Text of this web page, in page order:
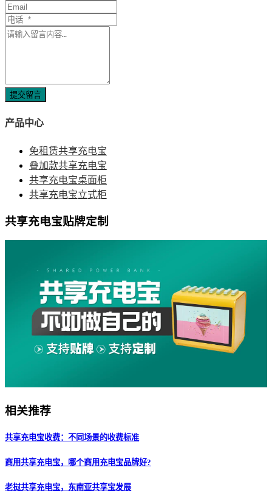
提交留言
产品中心
免租赁共享充电宝
叠加款共享充电宝
共享充电宝桌面柜
共享充电宝立式柜
共享充电宝贴牌定制
相关推荐
共享充电宝收费：不同场景的收费标准
商用共享充电宝，哪个商用充电宝品牌好?
老挝共享充电宝，东南亚共享宝发展